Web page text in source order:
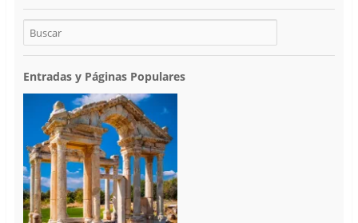
Entradas y Páginas Populares